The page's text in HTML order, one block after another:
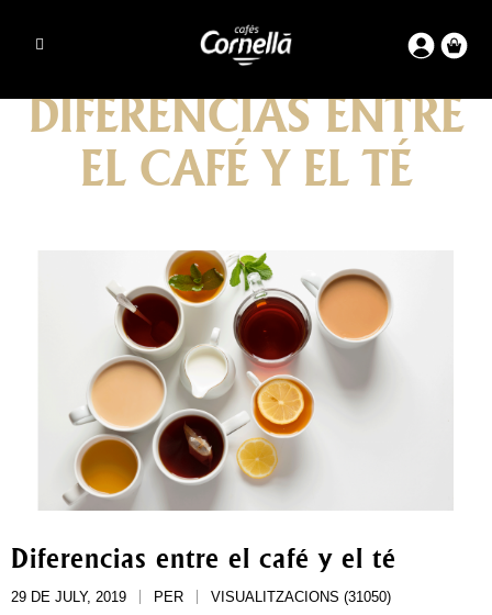
DIFERENCIAS ENTRE
EL CAFÉ Y EL TÉ
Diferencias entre el café y el té
29 DE JULY, 2019 PER VISUALITZACIONS (31050)